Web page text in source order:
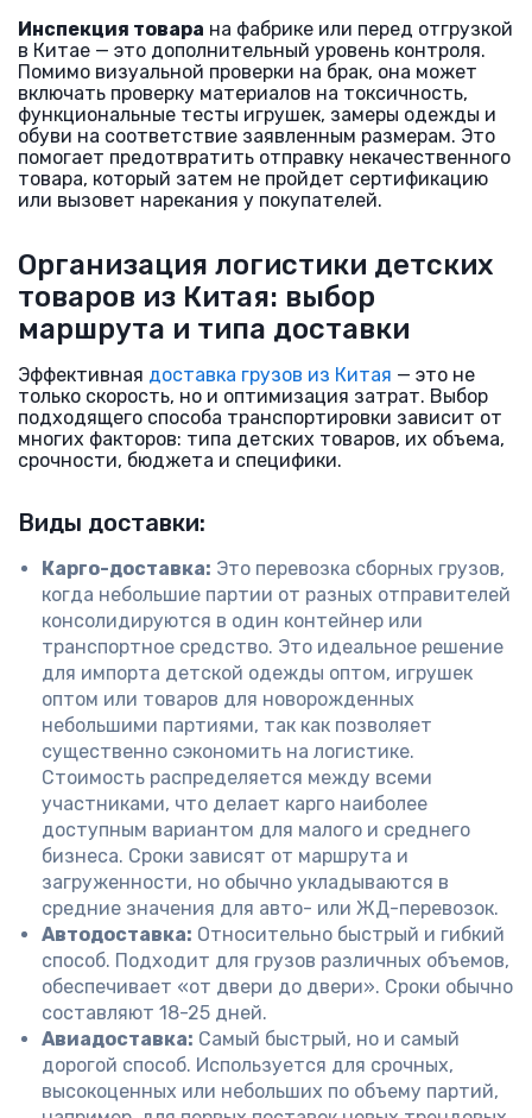
Инспекция товара на фабрике или перед отгрузкой
в Китае — это дополнительный уровень контроля.
Помимо визуальной проверки на брак, она может
включать проверку материалов на токсичность,
функциональные тесты игрушек, замеры одежды и
обуви на соответствие заявленным размерам. Это
помогает предотвратить отправку некачественного
товара, который затем не пройдет сертификацию
или вызовет нарекания у покупателей.
Организация логистики детских
товаров из Китая: выбор
маршрута и типа доставки
Эффективная доставка грузов из Китая — это не
только скорость, но и оптимизация затрат. Выбор
подходящего способа транспортировки зависит от
многих факторов: типа детских товаров, их объема,
срочности, бюджета и специфики.
Виды доставки:
Карго-доставка: Это перевозка сборных грузов,
когда небольшие партии от разных отправителей
консолидируются в один контейнер или
транспортное средство. Это идеальное решение
для импорта детской одежды оптом, игрушек
оптом или товаров для новорожденных
небольшими партиями, так как позволяет
существенно сэкономить на логистике.
Стоимость распределяется между всеми
участниками, что делает карго наиболее
доступным вариантом для малого и среднего
бизнеса. Сроки зависят от маршрута и
загруженности, но обычно укладываются в
средние значения для авто- или ЖД-перевозок.
Автодоставка: Относительно быстрый и гибкий
способ. Подходит для грузов различных объемов,
обеспечивает «от двери до двери». Сроки обычно
составляют 18-25 дней.
Авиадоставка: Самый быстрый, но и самый
дорогой способ. Используется для срочных,
высокоценных или небольших по объему партий,